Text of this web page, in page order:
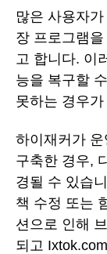
많은 사용자
장 프로그램
고 합니다. 이
능을 복구할
못하는 경우
하이재커가
구축한 경우,
경될 수 있습
책 수정 또는
션으로 인해
되고